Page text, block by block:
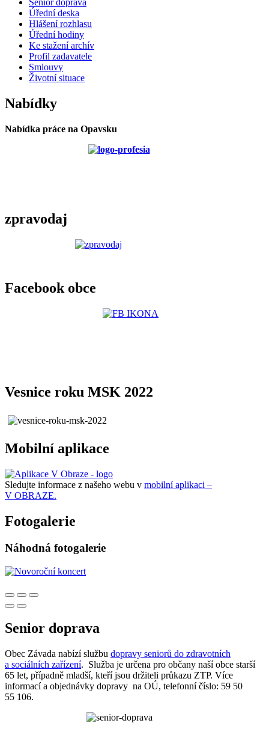
Senior doprava
Úřední deska
Hlášení rozhlasu
Úřední hodiny
Ke stažení archív
Profil zadavatele
Smlouvy
Životní situace
Nabídky
Nabídka práce na Opavsku
zpravodaj
Facebook obce
Vesnice roku MSK 2022
Mobilní aplikace
Sledujte informace z našeho webu v mobilní aplikaci –
V OBRAZE.
Fotogalerie
Náhodná fotogalerie
Senior doprava
Obec Závada nabízí službu dopravy seniorů do zdravotních
a sociálních zařízení. Služba je určena pro občany naší obce starší
65 let, případně mladší, kteří jsou držiteli průkazu ZTP. Více
informací a objednávky dopravy na OÚ, telefonní číslo: 59 50
55 106.